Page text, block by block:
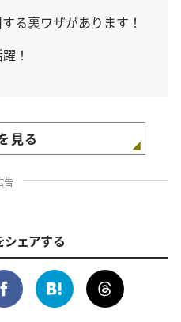
る裏ワザがあります！
！
見る
告
ェアする